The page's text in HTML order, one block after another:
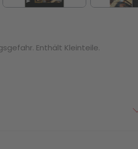
Enthält Kleinteile.